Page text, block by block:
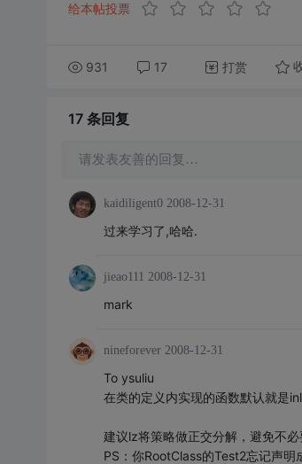
给本帖投票
931 17 打赏
17 条回复
请发表友善的回复…
kaidiligent0 2008-12-31
过来学习了,哈哈.
jieao111 2008-12-31
mark
nineforever 2008-12-31
To ysuliu
在类的定义内实现的函数默认就是
建议lz将策略做正交分解，避免不
PS：你RootClass的Test2忘记声明